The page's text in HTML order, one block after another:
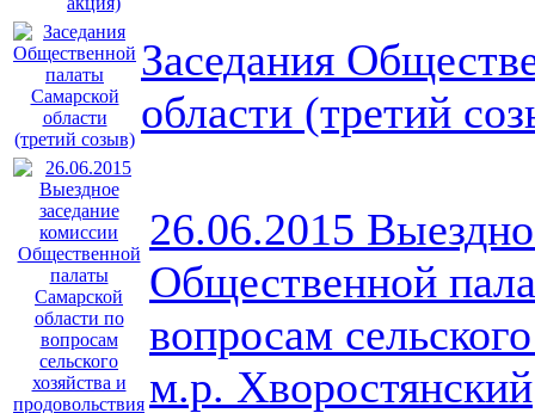
Заседания
области (третий
26.06.2015
Общественной
вопросам
м.р. Хворостянский